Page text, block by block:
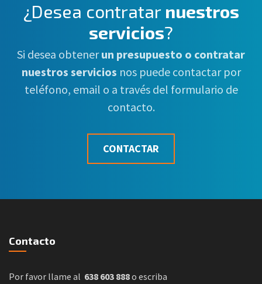
¿Desea contratar nuestros
servicios?
Si desea obtenerun presupuesto o contratar
nuestros servicios nos puede contactar por
teléfono, email o a través del formulario de
contacto.
CONTACTAR
Contacto
Por favor llame al 638 603 888o escriba